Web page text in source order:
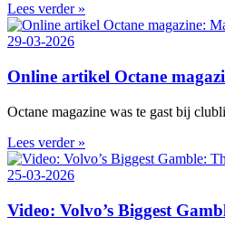
Lees verder »
29-03-2026
Online artikel Octane
Octane magazine was te gast bij
Lees verder »
25-03-2026
Video: Volvo’s Biggest